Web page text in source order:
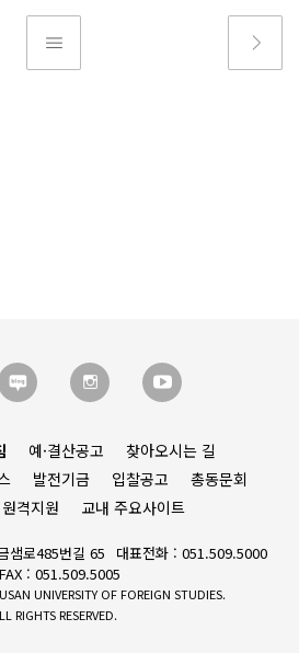
예·결산공고
찾아오시는 길
발전기금 입찰공고
총동문회
원격지원 교내 주요사이트
샘로485번길 65
대표전화 : 051.509.5000
FAX : 051.509.5005
UNIVERSITY OF FOREIGN STUDIES.
RIGHTS RESERVED.